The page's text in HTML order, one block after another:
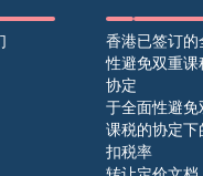
香港已签订的
性避免双重课
协定
于全面性避免
课税的协定下
扣税率